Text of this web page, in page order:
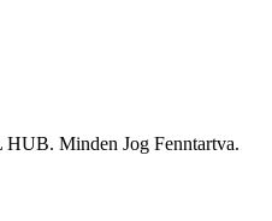
Minden Jog Fenntartva.